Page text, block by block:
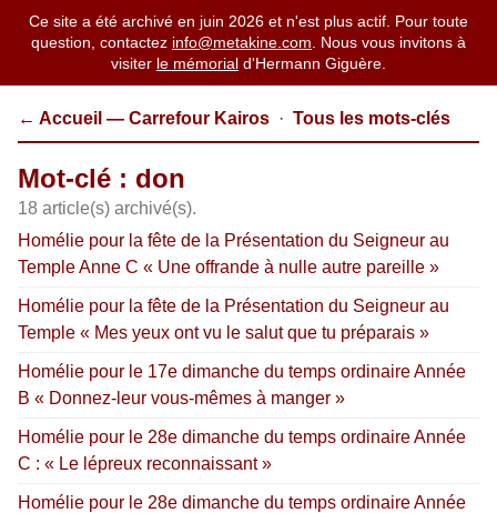
Ce site a été archivé en juin 2026 et n'est plus actif. Pour toute
question, contactez info@metakine.com . Nous vous invitons à
visiter le mémorial d'Hermann Giguère.
← Accueil — Carrefour Kairos · Tous les mots-clés
Mot-clé : don
18 article(s) archivé(s).
Homélie pour la fête de la Présentation du Seigneur au
Temple Anne C « Une offrande à nulle autre pareille »
Homélie pour la fête de la Présentation du Seigneur au
Temple « Mes yeux ont vu le salut que tu préparais »
Homélie pour le 17e dimanche du temps ordinaire Année
B « Donnez-leur vous-mêmes à manger »
Homélie pour le 28e dimanche du temps ordinaire Année
C : « Le lépreux reconnaissant »
Homélie pour le 28e dimanche du temps ordinaire Année